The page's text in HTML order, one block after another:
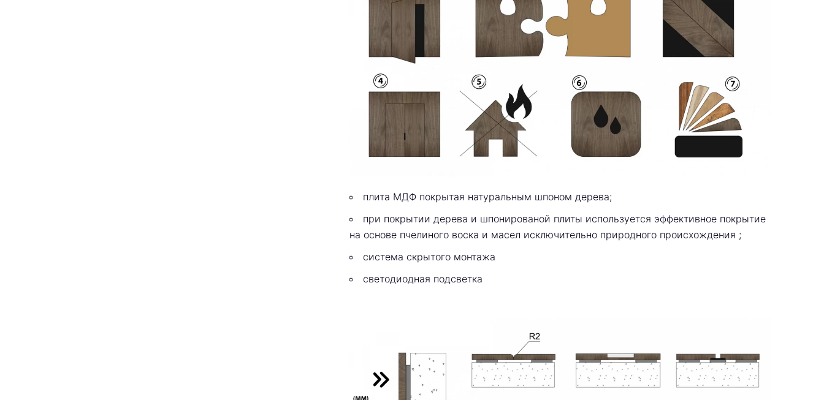
плита МДФ покрытая натуральным шпоном дерева;
при покрытии дерева и шпонированой плиты используется эффективное покрытие
на основе пчелиного воска и масел исключительно природного происхождения ;
система скрытого монтажа
светодиодная подсветка